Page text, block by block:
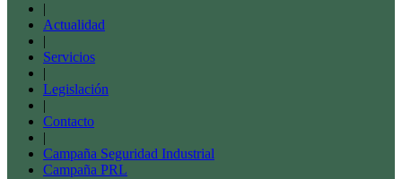
|
Actualidad
|
Servicios
|
Legislación
|
Contacto
|
Campaña Seguridad Industrial
Campaña PRL